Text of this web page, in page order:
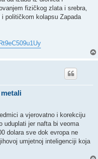
fizičkog zlata i srebra,
političkom kolapsu Zapada
a vjerovatno i korekciju
uduplati jer nafta bi veoma
dolara sve dok evropa ne
umjetnoj inteligenciji koja